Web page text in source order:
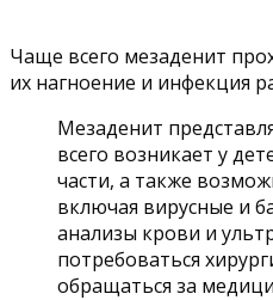
Чаще всего мезаденит
их нагноение и инфекция
Мезаденит
всего возникает у
части, а также
включая вирусные и
анализы крови и
потребоваться
обращаться за